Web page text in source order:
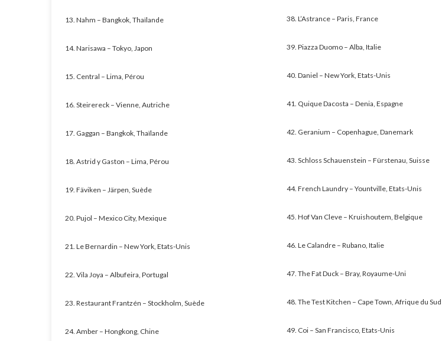
13. Nahm – Bangkok, Thaïlande
14. Narisawa – Tokyo, Japon
15. Central – Lima, Pérou
16. Steirereck – Vienne, Autriche
17. Gaggan – Bangkok, Thaïlande
18. Astrid y Gaston – Lima, Pérou
19. Fäviken – Järpen, Suède
20. Pujol – Mexico City, Mexique
21. Le Bernardin – New York, Etats-Unis
22. Vila Joya – Albufeira, Portugal
23. Restaurant Frantzén – Stockholm, Suède
24. Amber – Hongkong, Chine
38. L’Astrance – Paris, France
39. Piazza Duomo – Alba, Italie
40. Daniel – New York, Etats-Unis
41. Quique Dacosta – Denia, Espagne
42. Geranium – Copenhague, Danemark
43. Schloss Schauenstein – Fürstenau, Suisse
44. French Laundry – Yountville, Etats-Unis
45. Hof Van Cleve – Kruishoutem, Belgique
46. Le Calandre – Rubano, Italie
47. The Fat Duck – Bray, Royaume-Uni
48. The Test Kitchen – Cape Town, Afrique du Sud
49. Coi – San Francisco, Etats-Unis